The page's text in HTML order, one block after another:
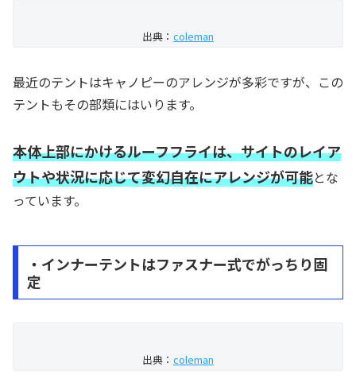
出典： coleman
最近のテントはキャノピーのアレンジが多彩ですが、この
テントもその部類にはいります。
本体上部にかけるルーフフライは、サイトのレイア
ウトや状況に応じて変幻自在にアレンジが可能とな
っています。
・インナーテントはファスナー式でがっちり固
定
出典： coleman